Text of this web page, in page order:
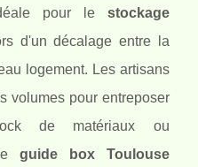
pour le stockage
d'un décalage entre la
logement. Les artisans
volumes pour entreposer
de matériaux ou
guide box Toulouse